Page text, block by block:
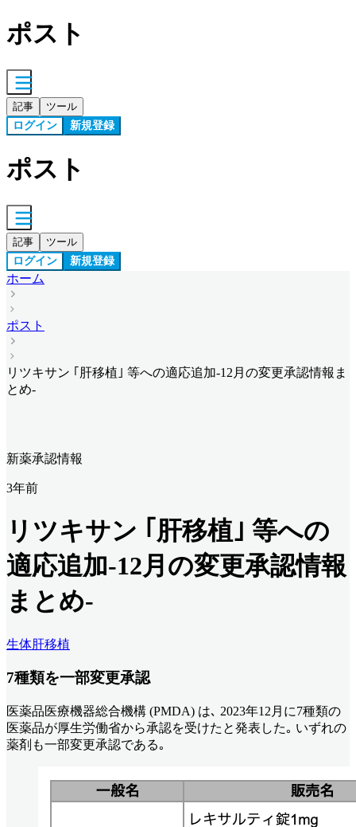
ポスト
記事 ツール
ログイン 新規登録
ポスト
記事 ツール
ログイン 新規登録
ホーム
ポスト
リツキサン ｢肝移植｣ 等への適応追加-12月の変更承認情報ま
とめ-
新薬承認情報
3年前
リツキサン ｢肝移植｣ 等への
適応追加-12月の変更承認情報
まとめ-
生体肝移植
7種類を一部変更承認
医薬品医療機器総合機構 (PMDA) は､ 2023年12月に7種類の
医薬品が厚生労働省から承認を受けたと発表した｡ いずれの
薬剤も一部変更承認である｡